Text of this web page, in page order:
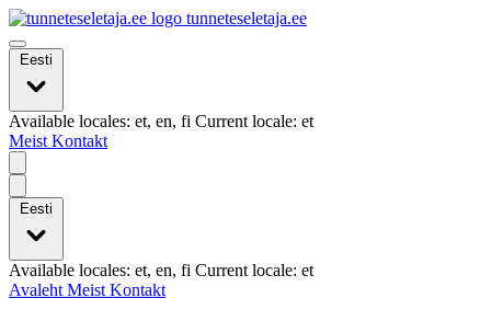
tunneteseletaja.ee
Eesti
Available locales: et, en, fi Current locale: et
Meist Kontakt
Eesti
Available locales: et, en, fi Current locale: et
Avaleht Meist Kontakt